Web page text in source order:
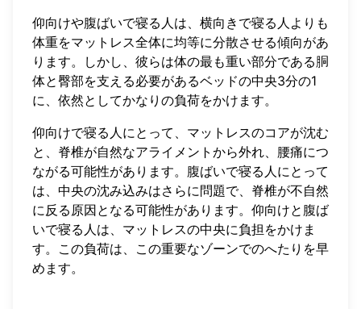
仰向けや腹ばいで寝る人は、横向きで寝る人よりも
体重をマットレス全体に均等に分散させる傾向があ
ります。しかし、彼らは体の最も重い部分である胴
体と臀部を支える必要があるベッドの中央3分の1
に、依然としてかなりの負荷をかけます。
仰向けで寝る人にとって、マットレスのコアが沈む
と、脊椎が自然なアライメントから外れ、腰痛につ
ながる可能性があります。腹ばいで寝る人にとって
は、中央の沈み込みはさらに問題で、脊椎が不自然
に反る原因となる可能性があります。仰向けと腹ば
いで寝る人は、マットレスの中央に負担をかけま
す。この負荷は、この重要なゾーンでのへたりを早
めます。